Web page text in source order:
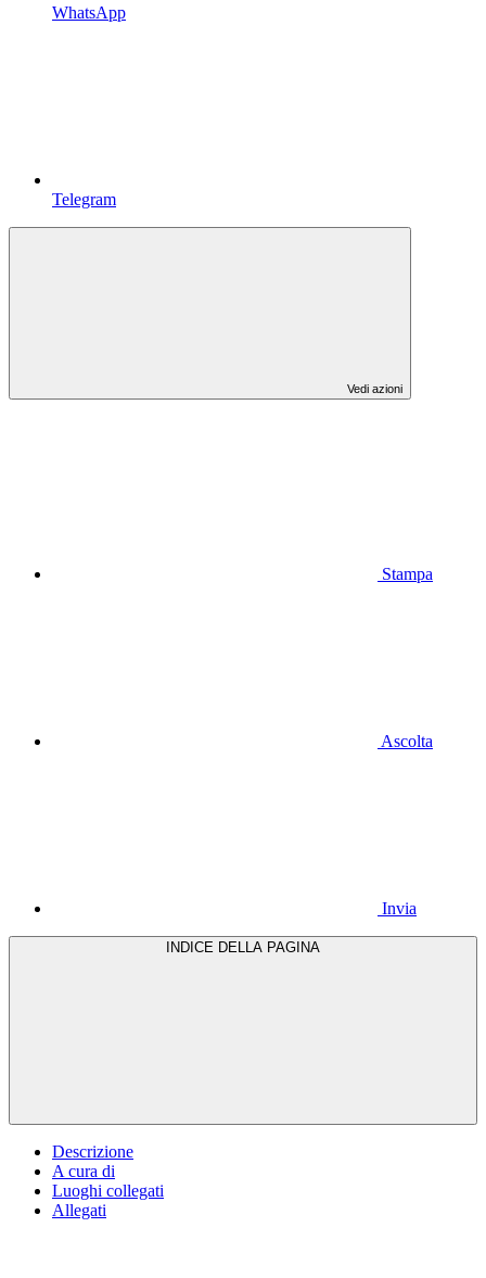
WhatsApp
Telegram
Vedi azioni
Stampa
Ascolta
Invia
Descrizione
A cura di
Luoghi collegati
Allegati